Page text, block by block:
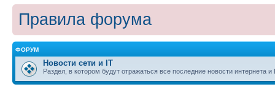
Правила форума
ФОРУМ
Новости сети и IT
Раздел, в котором будут отражаться все последние новости интернета и